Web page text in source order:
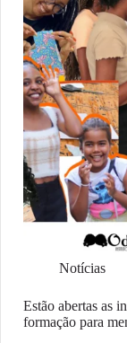
Notícias
Estão abertas as
formação para